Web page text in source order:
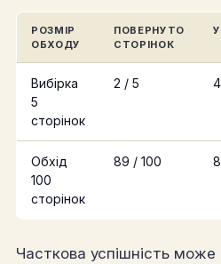
РОЗМІР
ОБХОДУ
ПОВЕРНУТО
СТОРІНОК
Вибірка
5
сторінок
2 / 5
Обхід
100
сторінок
89 / 100
Часткова успішність